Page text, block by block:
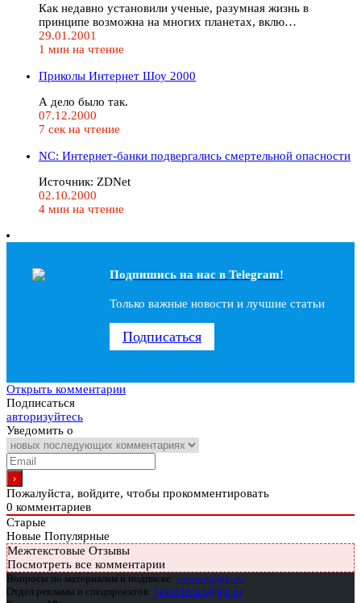
Как недавно установили ученые, разумная жизнь в
принципе возможна на многих планетах, вклю…
29.01.2001
1 мин на чтение
Приколы Интернет Шоу 2000
А дело было так.
07.12.2000
7 сек на чтение
NC: Интернет-банки подвергались смертельной опасности
Истoчник: ZDNet
02.10.2000
4 мин на чтение
Подпишись на наc в Telegram!
Только важные новости и лучшие статьи
Подписаться
Открыть комментарии
Подписаться
авторизуйтесь
Уведомить о
Пожалуйста, войдите, чтобы прокомментировать
0 комментариев
Старые
Новые Популярные
Межтекстовые Отзывы
Посмотреть все комментарии
Вопросы по материалам и подписке: support@glc.ru
Отдел рекламы и спецпроектов: yakovleva.a@glc.ru